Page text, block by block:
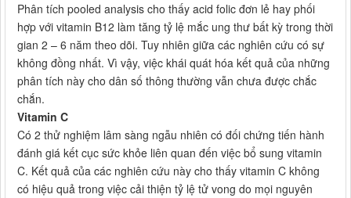
Phân tích pooled analysis cho thấy acid folic đơn lẻ hay phối
hợp với vitamin B12 làm tăng tỷ lệ mắc ung thư bất kỳ trong thời
gian 2 – 6 năm theo dõi. Tuy nhiên giữa các nghiên cứu có sự
không đồng nhất. Vì vậy, việc khái quát hóa kết quả của những
phân tích này cho dân số thông thường vẫn chưa được chắc
chắn.
Vitamin C
Có 2 thử nghiệm lâm sàng ngẫu nhiên có đối chứng tiến hành
đánh giá kết cục sức khỏe liên quan đến việc bổ sung vitamin
C. Kết quả của các nghiên cứu này cho thấy vitamin C không
có hiệu quả trong việc cải thiện tỷ lệ tử vong do mọi nguyên